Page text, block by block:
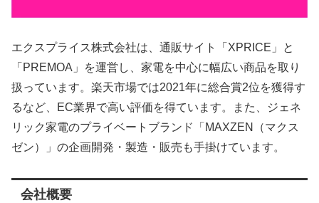
エクスプライス株式会社は、通販サイト「XPRICE」と
「PREMOA」を運営し、家電を中心に幅広い商品を取り
扱っています。楽天市場では2021年に総合賞2位を獲得す
るなど、EC業界で高い評価を得ています。また、ジェネ
リック家電のプライベートブランド「MAXZEN（マクス
ゼン）」の企画開発・製造・販売も手掛けています。
会社概要